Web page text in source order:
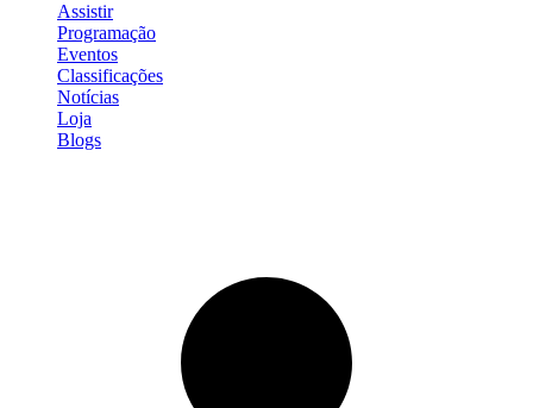
Assistir
Programação
Eventos
Classificações
Notícias
Loja
Blogs